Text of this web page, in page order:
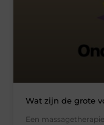
Wat zijn de grote
Een